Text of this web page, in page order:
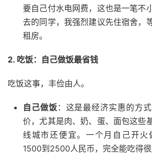
要自己付水电网费，这也是一笔不
去的同学，我强烈建议先住宿舍，
租房。
2. 吃饭：自己做饭最省钱
吃饭这事，丰俭由人。
自己做饭 ：这是最经济实惠的方
价，尤其是肉、奶、蛋、面包这些
线城市还便宜。一个月自己开火
1500到2500人民币，完全能吃得很